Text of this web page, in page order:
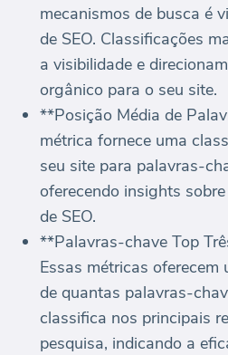
mecanismos de busca é
de SEO. Classificações
a visibilidade e
orgânico para o seu site.
**Posição Média de
métrica fornece uma
seu site para palavras-
oferecendo insights
de SEO.
**Palavras-chave Top
Essas métricas oferecem
de quantas palavras-
classifica nos principais
pesquisa, indicando a